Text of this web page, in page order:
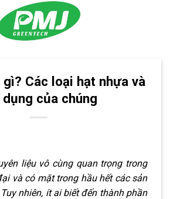
Các loại hạt nhựa và
của chúng
liệu vô cùng quan trọng trong
và có mặt trong hầu hết các sản
nhiên, ít ai biết đến thành phần